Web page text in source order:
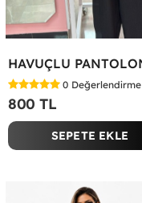
0 Değerlendirme
800 TL
SEPETE EKLE